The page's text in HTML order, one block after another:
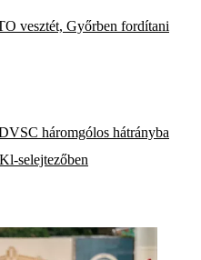
vesztét, Győrben fordítani
háromgólos hátrányba
selejtezőben